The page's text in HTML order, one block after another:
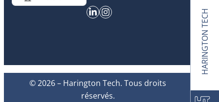
HARINGTON TECH
LinkedIn
Instagram
© 2026 – Harington Tech. Tous droits
réservés.